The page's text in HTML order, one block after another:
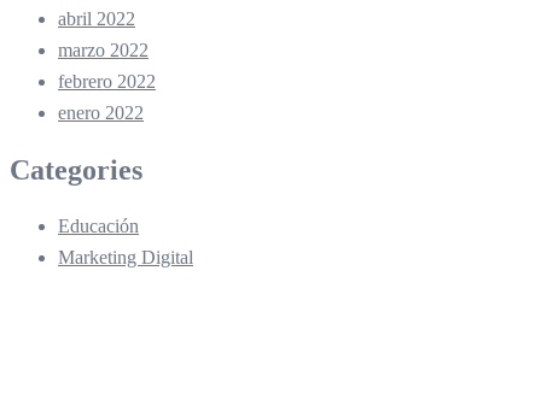
abril 2022
marzo 2022
febrero 2022
enero 2022
Categories
Educación
Marketing Digital